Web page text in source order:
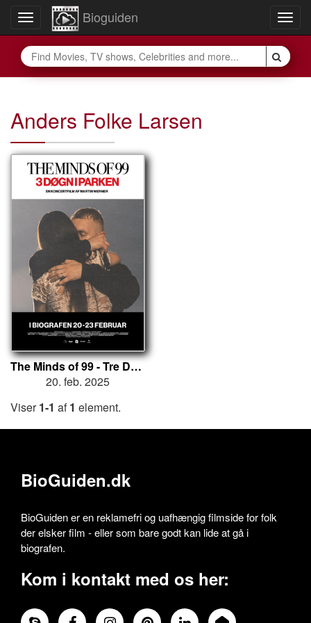
Toggle
navigation
Bioguiden
Anders Folke Larsen
The Minds of 99 - Tre Døgn I Parken
20. feb. 2025
Viser1-1 af1 element.
BioGuiden.dk
BioGuiden er en reklamefri og uafhængig filmside for folk
der elsker film - eller som bare godt kan lide at gå i
biografen.
Kom i kontakt med os her: